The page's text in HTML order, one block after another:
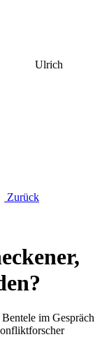
Ulrich
Zurück
im Gespräch